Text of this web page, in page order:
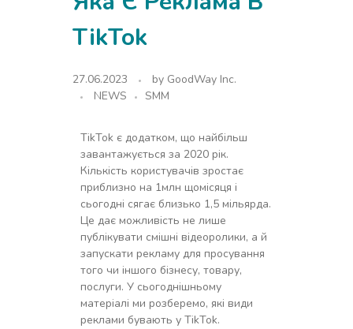
TikTok
27.06.2023 by GoodWay Inc.
NEWS
SMM
TikTok є додатком, що найбільш
завантажується за 2020 рік.
Кількість користувачів зростає
приблизно на 1млн щомісяця і
сьогодні сягає близько 1,5 мільярда.
Це дає можливість не лише
публікувати смішні відеоролики, а й
запускати рекламу для просування
того чи іншого бізнесу, товару,
послуги. У сьогоднішньому
матеріалі ми розберемо, які види
реклами бувають у TikTok.